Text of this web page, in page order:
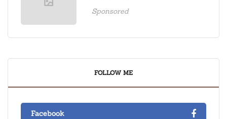
Sponsored
FOLLOW ME
Facebook